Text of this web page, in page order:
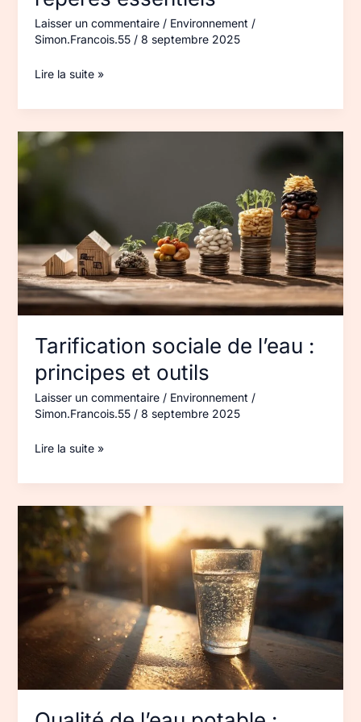
Laisser un commentaire / Environnement /
Simon.Francois.55 / 8 septembre 2025
Lire la suite »
Tarification sociale de l’eau :
principes et outils
Laisser un commentaire / Environnement /
Simon.Francois.55 / 8 septembre 2025
Tarification
et
outils
Lire la suite »
Qualité
de
l’eau
potable
contrôles,
normes,
conseils